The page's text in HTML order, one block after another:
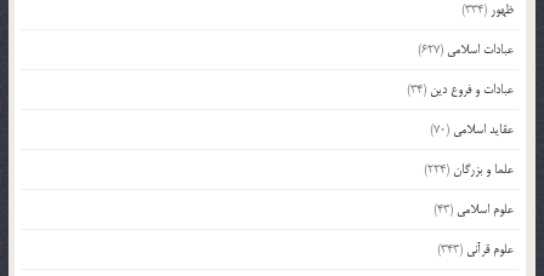
ظهور (334)
عبادات اسلامی (627)
عبادات و فروع دین (34)
عقاید اسلامی (70)
علما و بزرگان(224)
علوم اسلامی (43)
علوم قرآنی (343)